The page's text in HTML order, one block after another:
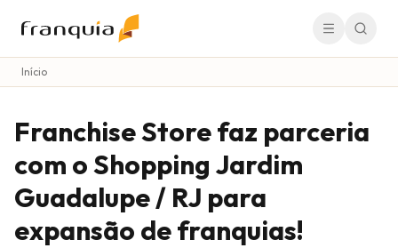
Início
Franchise Store faz parceria
com o Shopping Jardim
Guadalupe / RJ para
expansão de franquias!